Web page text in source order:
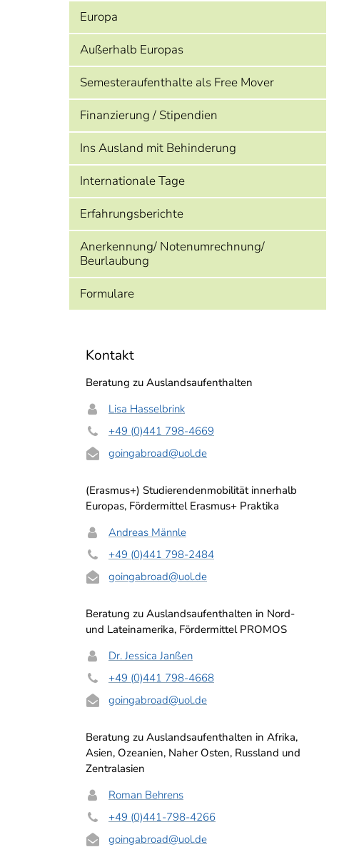
Europa
Außerhalb Europas
Semesteraufenthalte als Free Mover
Finanzierung / Stipendien
Ins Ausland mit Behinderung
Internationale Tage
Erfahrungsberichte
Anerkennung/ Notenumrechnung/
Beurlaubung
Formulare
Kontakt
Beratung zu Auslandsaufenthalten
Lisa Hasselbrink
+49 (0)441 798-4669
goingabroad@uol.de
(Erasmus+) Studierendenmobilität innerhalb
Europas, Fördermittel Erasmus+ Praktika
Andreas Männle
+49 (0)441 798-2484
goingabroad@uol.de
Beratung zu Auslandsaufenthalten in Nord-
und Lateinamerika, Fördermittel PROMOS
Dr. Jessica Janßen
+49 (0)441 798-4668
goingabroad@uol.de
Beratung zu Auslandsaufenthalten in Afrika,
Asien, Ozeanien, Naher Osten, Russland und
Zentralasien
Roman Behrens
+49 (0)441-798-4266
goingabroad@uol.de